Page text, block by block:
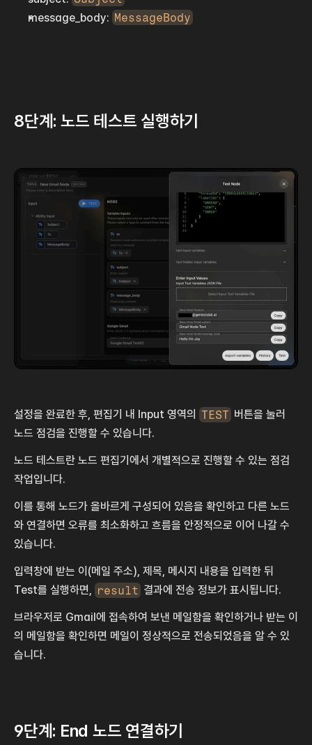
message_body: MessageBody
8단계: 노드 테스트 실행하기
설정을 완료한 후, 편집기 내 Input 영역의 TEST 버튼을 눌러
노드 점검을 진행할 수 있습니다.
노드 테스트란 노드 편집기에서 개별적으로 진행할 수 있는 점검
작업입니다.
이를 통해 노드가 올바르게 구성되어 있음을 확인하고 다른 노드
와 연결하면 오류를 최소화하고 흐름을 안정적으로 이어 나갈 수
있습니다.
입력창에 받는 이(메일 주소), 제목, 메시지 내용을 입력한 뒤
Test를 실행하면, result 결과에 전송 정보가 표시됩니다.
브라우저로 Gmail에 접속하여 보낸 메일함을 확인하거나 받는 이
의 메일함을 확인하면 메일이 정상적으로 전송되었음을 알 수 있
습니다.
9단계: End 노드 연결하기